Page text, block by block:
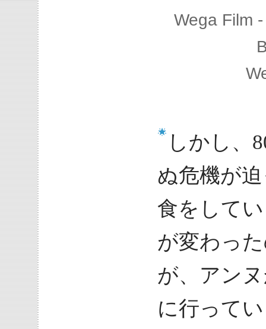
Wega Film
しかし、
ぬ危機が
食をして
が変わっ
が、アン
に行って